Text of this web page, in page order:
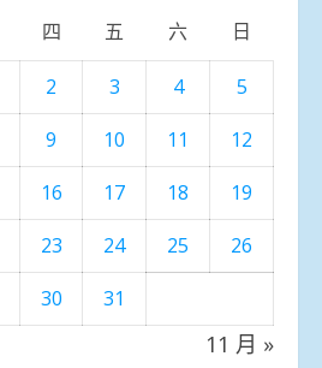
四 五 六 日
2 3 4
5
9 10 11
12
16 17 18
19
23 24 25
26
30 31
11 月 »